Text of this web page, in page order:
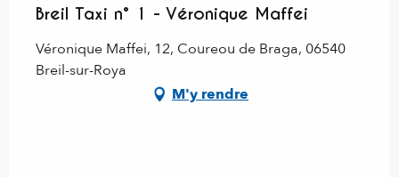
Breil Taxi n° 1 - Véronique Maffei
Véronique Maffei, 12, Coureou de Braga, 06540
Breil-sur-Roya
M'y rendre